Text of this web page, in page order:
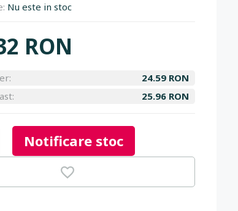
Nu este in stoc
RON
24.59 RON
25.96 RON
Notificare stoc